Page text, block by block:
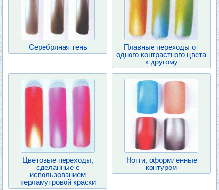
Серебряная тень
Плавные переходы от
одного контрастного цвета
к другому
Цветовые переходы,
сделанные с
использованием
перламутровой краски
Ногти, оформленные
контуром